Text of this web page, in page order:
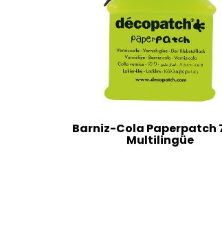
Barniz-Cola Paperpatch
Multilingüe